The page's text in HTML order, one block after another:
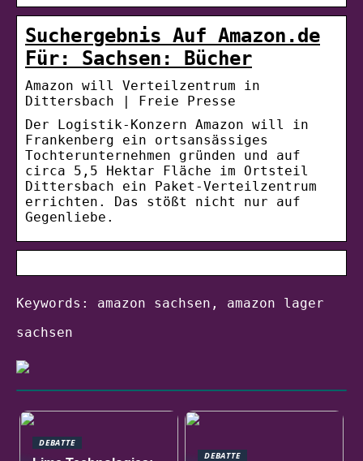
Suchergebnis Auf Amazon.de
Für: Sachsen: Bücher
Amazon will Verteilzentrum in
Dittersbach | Freie Presse
Der Logistik-Konzern Amazon will in
Frankenberg ein ortsansässiges
Tochterunternehmen gründen und auf
circa 5,5 Hektar Fläche im Ortsteil
Dittersbach ein Paket-Verteilzentrum
errichten. Das stößt nicht nur auf
Gegenliebe.
Keywords: amazon sachsen, amazon lager
sachsen
DEBATTE
DEBATTE